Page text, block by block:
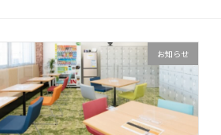
お知らせ